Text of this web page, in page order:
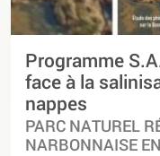
Programme
face à la
nappes
PARC NATUREL
NARBONNAISE